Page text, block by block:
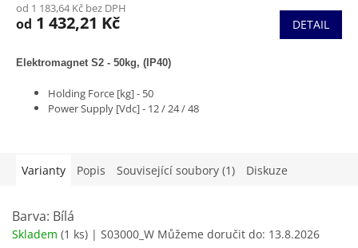
od 1 183,64 Kč bez DPH
od 1 432,21 Kč DETAIL
Elektromagnet S2 - 50kg, (IP40)
Holding Force [kg] - 50
Power Supply [Vdc] - 12 / 24 / 48
Varianty Popis Související soubory (1) Diskuze
Barva: Bílá
Skladem (1 ks) | S03000_W Můžeme doručit do: 13.8.2026